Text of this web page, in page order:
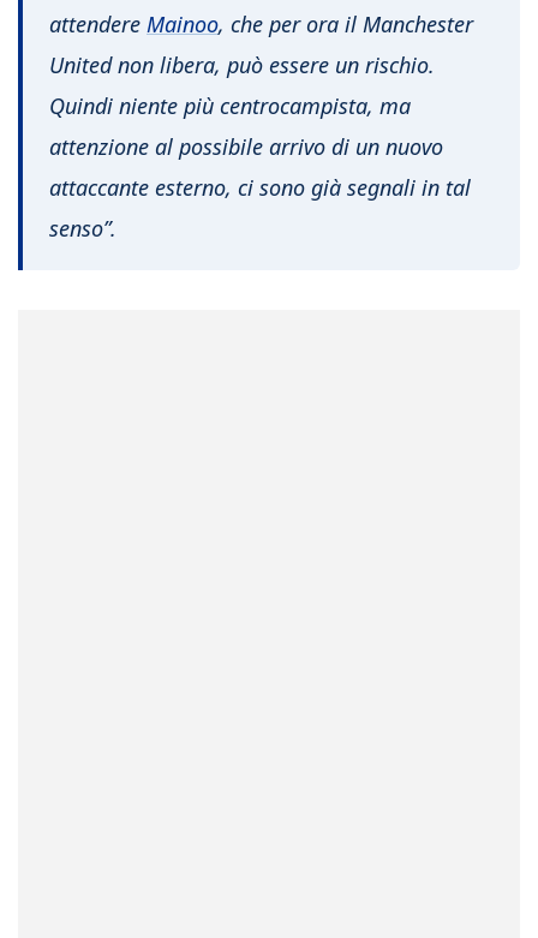
attendere Mainoo, che per ora il Manchester
United non libera, può essere un rischio.
Quindi niente più centrocampista, ma
attenzione al possibile arrivo di un nuovo
attaccante esterno, ci sono già segnali in tal
senso”.